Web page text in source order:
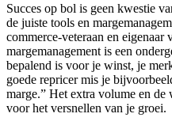
Succes op bol is geen kwestie
de juiste tools en
commerce-veteraan en eigenaar
margemanagement is een
bepalend is voor je winst, je
goede repricer mis je
marge.” Het extra volume en
voor het versnellen van je groei.